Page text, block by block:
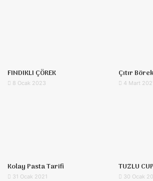
FINDIKLI ÇÖREK
8 Ocak 2023
Çıtır
4 Mart
Kolay Pasta Tarifi
31 Ocak 2021
TUZLU
30 Ocak